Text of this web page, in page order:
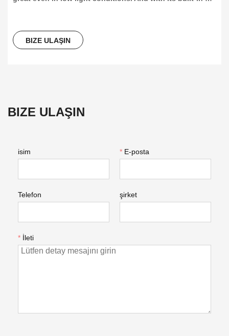
welcome visitors and remind you to unlock the door quickly
and efficiently.
BIZE ULAŞIN
BIZE ULAŞIN
isim * E-posta
Telefon şirket
* İleti